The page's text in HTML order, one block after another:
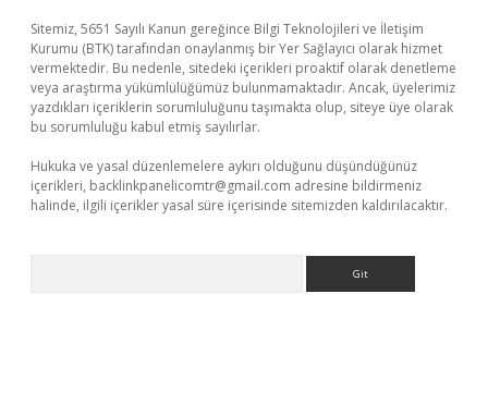
Sitemiz, 5651 Sayılı Kanun gereğince Bilgi Teknolojileri ve İletişim
Kurumu (BTK) tarafından onaylanmış bir Yer Sağlayıcı olarak hizmet
vermektedir. Bu nedenle, sitedeki içerikleri proaktif olarak denetleme
veya araştırma yükümlülüğümüz bulunmamaktadır. Ancak, üyelerimiz
yazdıkları içeriklerin sorumluluğunu taşımakta olup, siteye üye olarak
bu sorumluluğu kabul etmiş sayılırlar.
Hukuka ve yasal düzenlemelere aykırı olduğunu düşündüğünüz
içerikleri, backlinkpanelicomtr@gmail.com adresine bildirmeniz
halinde, ilgili içerikler yasal süre içerisinde sitemizden kaldırılacaktır.